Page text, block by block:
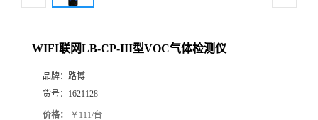
WIFI联网LB-CP-III型VOC气体检测仪
品牌： 路博
货号： 1621128
价格： ￥111/台